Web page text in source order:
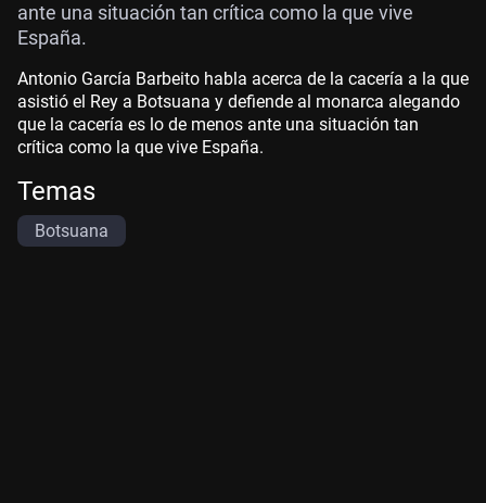
ante una situación tan crítica como la que vive
España.
Antonio García Barbeito habla acerca de la cacería a la que
asistió el Rey a Botsuana y defiende al monarca alegando
que la cacería es lo de menos ante una situación tan
crítica como la que vive España.
Temas
Botsuana